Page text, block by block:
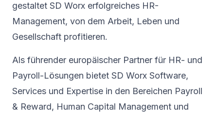
gestaltet SD Worx erfolgreiches HR-
Management, von dem Arbeit, Leben und
Gesellschaft profitieren.
Als führender europäischer Partner für HR- und
Payroll-Lösungen bietet SD Worx Software,
Services und Expertise in den Bereichen Payroll
& Reward, Human Capital Management und